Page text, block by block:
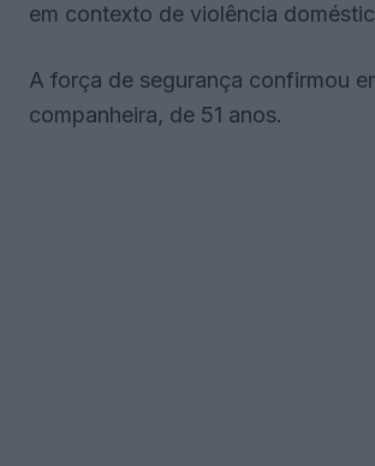
em contexto de violência
A força de segurança confirmou
companheira, de 51 anos.